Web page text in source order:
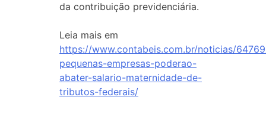
da contribuição previdenciária.
Leia mais em
https://www.contabeis.com.br/noticias/
pequenas-empresas-poderao-
abater-salario-maternidade-de-
tributos-federais/